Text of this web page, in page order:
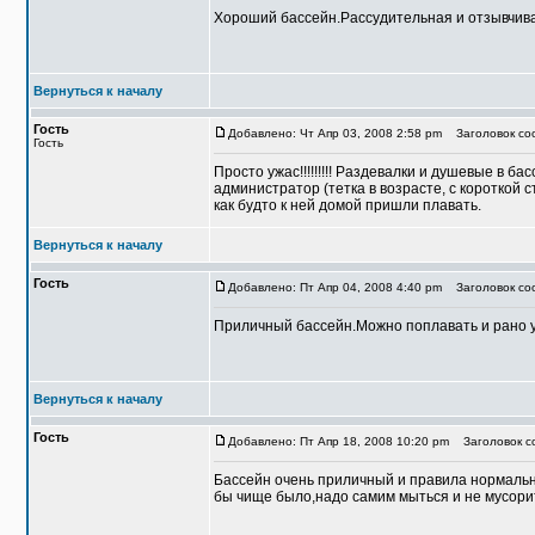
Хороший бассейн.Рассудительная и
Вернуться к началу
Гость
Гость
Добавлено: Чт Апр 03, 2008 2:58 pm Заголовок
Просто ужас!!!!!!!!! Раздевалки и душевые в
администратор (тетка в возрасте, с
как будто к ней домой пришли плавать.
Вернуться к началу
Гость Добавлено: Пт Апр 04, 2008 4:40 pm Заголовок
Приличный бассейн.Можно поплавать и рано
Вернуться к началу
Гость Добавлено: Пт Апр 18, 2008 10:20 pm Заголовок
Бассейн очень приличный и правила
бы чище было,надо самим мыться и не